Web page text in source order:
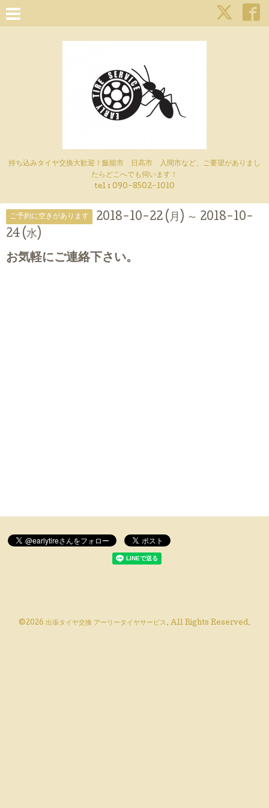
持ち込みタイヤ交換大歓迎！飯能市 日高市 入間市など、ご要望がありまし
たらどこへでも伺います！
tel : 090-8502-1010
ご予約に空きがあります
2018-10-22 (月) ～ 2018-10-
24 (水)
お気軽にご連絡下さい。
©2026 出張タイヤ交換 アーリータイヤサービス. All Rights Reserved.